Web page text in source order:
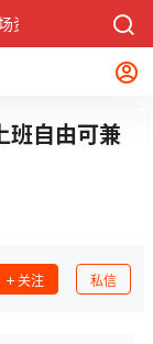
资讯 社区
班自由可兼
关注 私信